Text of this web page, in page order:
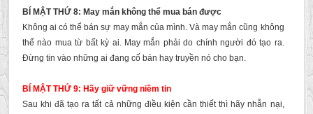
BÍ MẬT THỨ 8: May mắn không thể mua bán được
Không ai có thể bán sự may mắn của mình. Và may mắn cũng không
thể nào mua từ bất kỳ ai. May mắn phải do chính người đó tạo ra.
Đừng tin vào những ai đang cố bán hay truyền nó cho bạn.
BÍ MẬT THỨ 9: Hãy giữ vững niềm tin
Sau khi đã tạo ra tất cả những điều kiện cần thiết thì hãy nhẫn nại,